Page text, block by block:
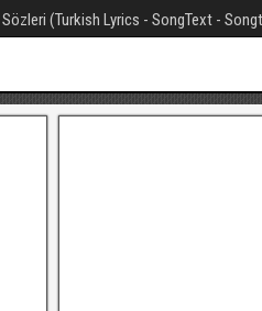
Sözleri (Turkish Lyrics - SongText -